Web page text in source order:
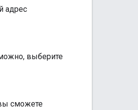
адрес
выберите
сможете